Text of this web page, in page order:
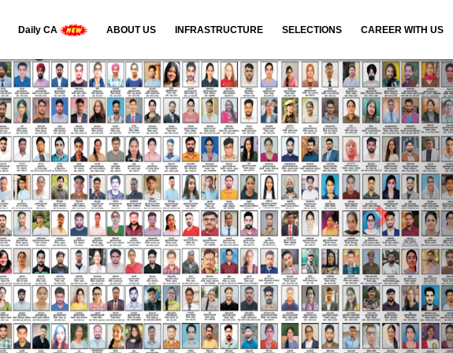
N
e
x
t
CAREER WITH US
SELECTIONS
INFRASTRUCTURE
ABOUT US
Daily CA